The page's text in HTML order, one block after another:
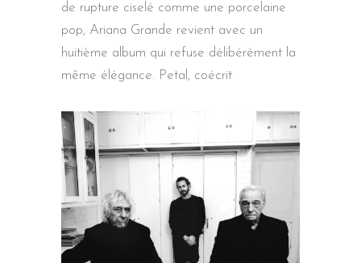
de rupture ciselé comme une porcelaine
pop, Ariana Grande revient avec un
huitième album qui refuse délibérément la
même élégance. Petal, coécrit